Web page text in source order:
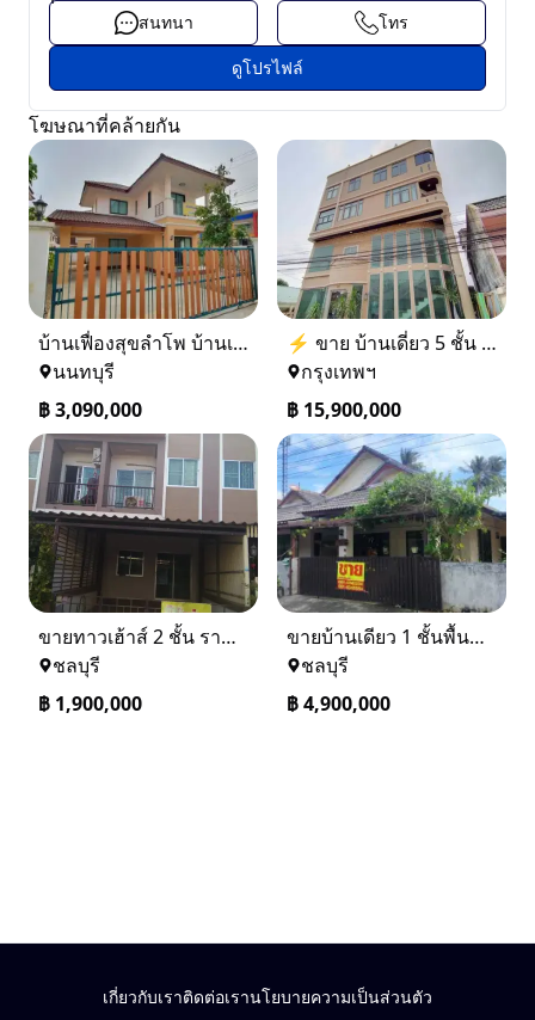
สนทนา
โทร
ดูโปรไฟล์
โฆษณาที่คล้ายกัน
บ้านเฟื่องสุขลำโพ บ้านเดี่ยวสร้างใหม่ บางบัวทอง
นนทบุรี
฿3,090,000
⚡ ขาย บ้านเดี่ยว 5 ชั้น ซอย ประชาชื่น 14 ใกล้ BTS
กรุงเทพฯ
฿ 15,900,000
ขายทาวเฮ้าส์ 2 ชั้น ราคา 1.9 ล้านบาท ที่อยู่ ศรีราชา ชลบุรี
ชลบุรี
฿ 1,900,000
ขายบ้านเดียว 1 ชั้นพื้นที่ 102 ตรว บางละมุง ชลบุรี
ชลบุรี
฿4,900,000
เกี่ยวกับเราติดต่อเรานโยบายความเป็นส่วนตัว